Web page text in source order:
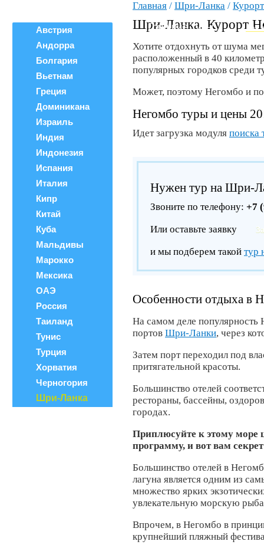
Поиск тура
Горящие туры
Как
Австрия
Андорра
Болгария
Вьетнам
Греция
Доминикана
Израиль
Индия
Индонезия
Испания
Италия
Кипр
Китай
Куба
Мальдивы
Марокко
Мексика
ОАЭ
Россия
Таиланд
Тунис
Турция
Хорватия
Черногория
Шри-Ланка
Главная / Шри-Ланка /
Шри-Ланка. Курорт
Хотите отдохнуть от шума
расположенный в 40
популярных городков среди
Может, поэтому Негомбо и
Негомбо туры и цены
Идет загрузка модуля поиска
Нужен тур на Шри-
Звоните по телефону: +7
Или оставьте заявку
и мы подберем такой тур
Особенности отдыха в
На самом деле популярность
портов Шри-Ланки, через
Затем порт переходил под
притягательной красоты.
Большинство отелей
рестораны, бассейны,
городах.
Приплюсуйте к этому море
программу, и вот вам
Большинство отелей в
лагуна является одним из
множество ярких
увлекательную морскую
Впрочем, в Негомбо в
крупнейший пляжный